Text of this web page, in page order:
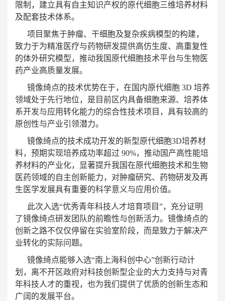
限制，建立具有自主知识产权的原代细胞三维培养材料
及配套技术体系。
项目聚焦于肿瘤、干细胞及复杂疾病模型的构建，
致力于为精准医疗与药物研发提供高仿生度、高重复性
的体外研究模型，推动我国原代细胞技术平台与生物医
药产业高质量发展。
镜像绮点的技术优势在于，在国内原代细胞 3D 培养
领域处于先行地位，是目前区内具备细胞来源、培养体
系开发与应用转化能力的综合性技术项目，具有较高的
原创性与产业引领潜力。
镜像绮点的技术成功开发的新型原代细胞3D培养材
料，预期实现培养成功率超过 90%，推动国产高性能培
养材料的产业化，显著提升我国在原代细胞技术和生物
医药领域的自主创新能力，对肿瘤研究、药物研发及再
生医学发展具有重要的科学意义与应用价值。
此次入选“优秀青年科技人才培育项目”，充分证明
了镜像绮点研发团队的前瞻性与创新活力。 镜像绮点的
创新之路不仅仅停留在实验室阶段，而是致力于解决产
业转化的实际问题。
镜像绮点能够入选“南上海科创中心”创新行动计
划，离不开区政府对科技创新型企业的大力支持与对青
年科技人才的重视，也为我们提供了优质的创新生态和
广阔的发展平台。